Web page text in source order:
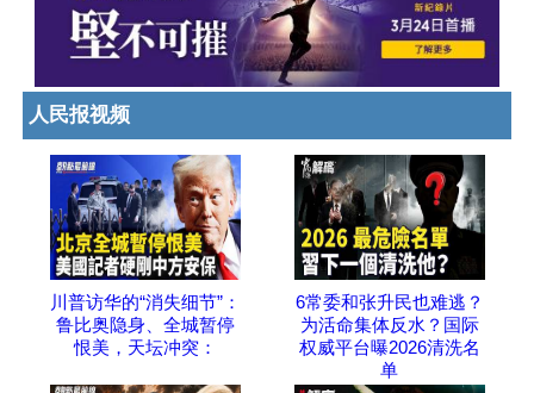
人民报视频
川普访华的“消失细节”：
鲁比奥隐身、全城暂停
恨美，天坛冲突：
6常委和张升民也难逃？
为活命集体反水？国际
权威平台曝2026清洗名
单